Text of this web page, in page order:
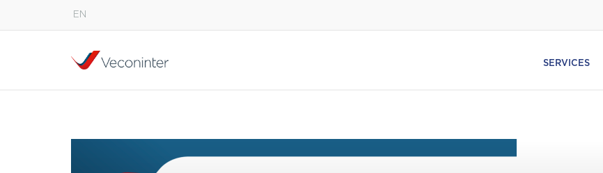
EN
Español SERVICES